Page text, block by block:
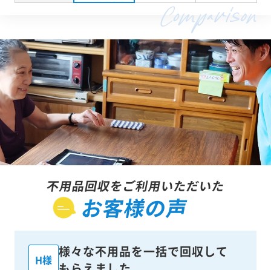
不用品回収をご利用いただいた
お客様の声
H様
様々な不用品を一括で回収して